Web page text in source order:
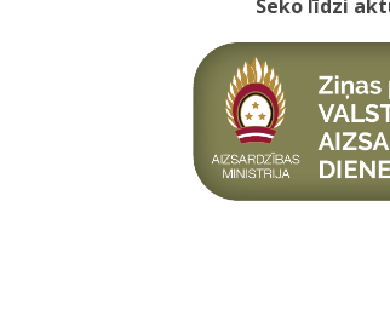
Seko līdzi